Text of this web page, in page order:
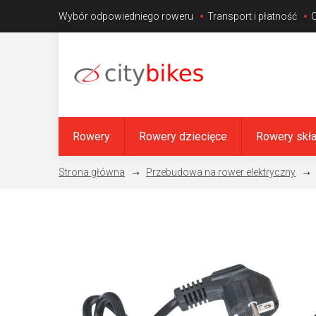
treści
Wybór odpowiedniego roweru Transport i płatność
Rowery Rowery dziecięce Rowery
Przebudowa na rower elektryczny